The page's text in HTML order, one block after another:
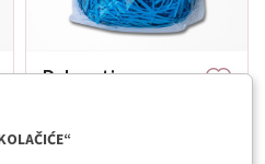
Dekorativna